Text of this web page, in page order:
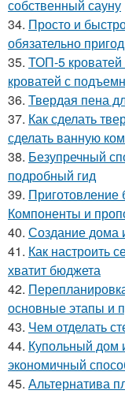
собственный сауну
34. Просто и
обязательно
35. ТОП-5
кроватей с
36. Твердая пена
37. Как сделать
сделать ванную
38. Безупречный
подробный гид
39. Приготовление
Компоненты и
40. Создание дома
41. Как настроить
хватит бюджета
42.
основные этапы и
43. Чем отделать
44. Купольный дом
экономичный
45. Альтернатива